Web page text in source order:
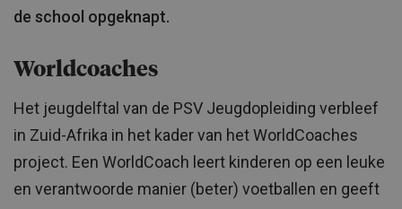
de school opgeknapt.
Worldcoaches
Het jeugdelftal van de PSV Jeugdopleiding verbleef
in Zuid-Afrika in het kader van het WorldCoaches
project. Een WorldCoach leert kinderen op een leuke
en verantwoorde manier (beter) voetballen en geeft